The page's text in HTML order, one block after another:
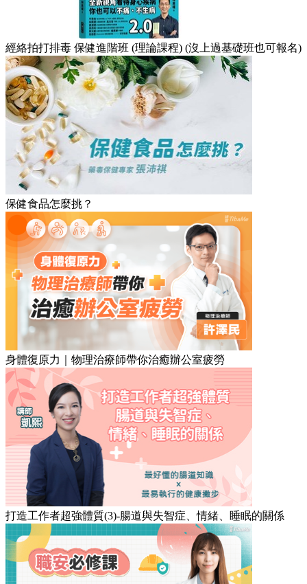
經絡拍打排毒 保健進階班 (理論課程) (沒上過基礎班也可報名)
保健食品怎麼挑？
身體復原力｜物理治療師帶你治癒辦公室疲勞
打造工作者超強體質(3)-腸道與失智症、情緒、睡眠的關係